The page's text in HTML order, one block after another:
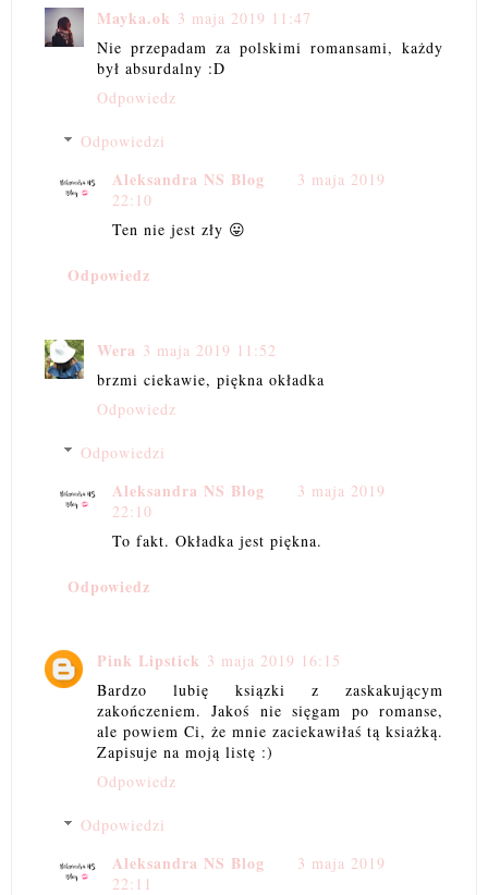
Mayka.ok 3 maja 2019 11:47
Nie przepadam za polskimi romansami, każdy
był absurdalny :D
Odpowiedz
Odpowiedzi
Aleksandra NS Blog
3 maja 2019
22:10
Ten nie jest zły 😛
Odpowiedz
Wera 3 maja 2019 11:52
brzmi ciekawie, piękna okładka
Odpowiedz
Odpowiedzi
Aleksandra NS Blog
3 maja 2019
22:10
To fakt. Okładka jest piękna.
Odpowiedz
Pink Lipstick 3 maja 2019 16:15
Bardzo lubię ksiązki z zaskakującym
zakończeniem. Jakoś nie sięgam po romanse,
ale powiem Ci, że mnie zaciekawiłaś tą ksiażką.
Zapisuje na moją listę :)
Odpowiedz
Odpowiedzi
Aleksandra NS Blog
3 maja 2019
22:11